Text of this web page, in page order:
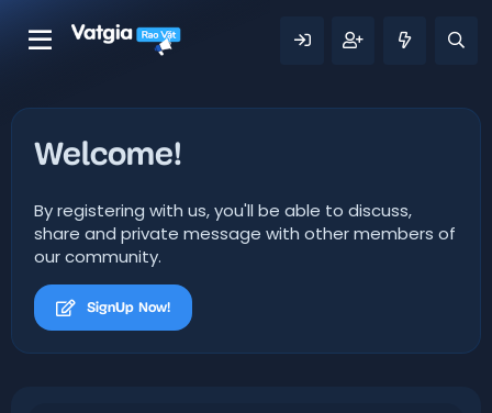
Welcome!
By registering with us, you'll be able to discuss,
share and private message with other members of
our community.
SignUp Now!